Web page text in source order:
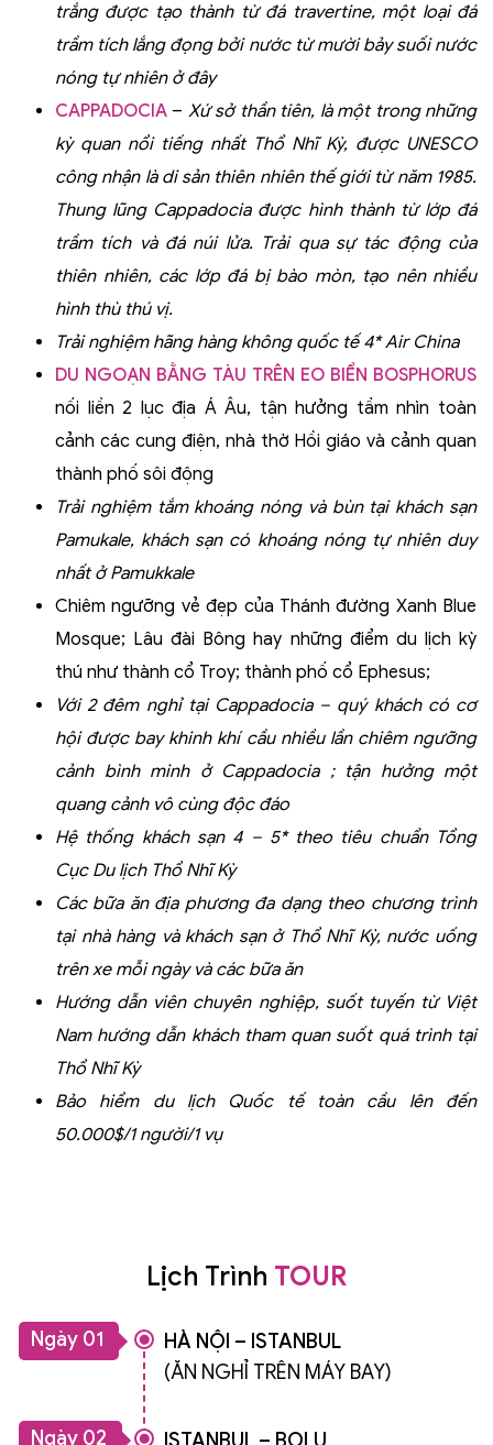
trắng được tạo thành từ đá travertine, một loại đá
trầm tích lắng đọng bởi nước từ mười bảy suối nước
nóng tự nhiên ở đây
CAPPADOCIA – Xứ sở thần tiên, là một trong những
kỳ quan nổi tiếng nhất Thổ Nhĩ Kỳ, được UNESCO
công nhận là di sản thiên nhiên thế giới từ năm 1985.
Thung lũng Cappadocia được hình thành từ lớp đá
trầm tích và đá núi lửa. Trải qua sự tác động của
thiên nhiên, các lớp đá bị bào mòn, tạo nên nhiều
hình thù thú vị.
Trải nghiệm hãng hàng không quốc tế 4* Air China
DU NGOẠN BẰNG TÀU TRÊN EO BIỂN BOSPHORUS
nối liền 2 lục địa Á Âu, tận hưởng tầm nhìn toàn
cảnh các cung điện, nhà thờ Hồi giáo và cảnh quan
thành phố sôi động
Trải nghiệm tắm khoáng nóng và bùn tại khách sạn
Pamukale, khách sạn có khoáng nóng tự nhiên duy
nhất ở Pamukkale
Chiêm ngưỡng vẻ đẹp của Thánh đường Xanh Blue
Mosque; Lâu đài Bông hay những điểm du lịch kỳ
thú như thành cổ Troy; thành phố cổ Ephesus;
Với 2 đêm nghỉ tại Cappadocia – quý khách có cơ
hội được bay khinh khí cầu nhiều lần chiêm ngưỡng
cảnh bình minh ở Cappadocia ; tận hưởng một
quang cảnh vô cùng độc đáo
Hệ thống khách sạn 4 – 5* theo tiêu chuẩn Tổng
Cục Du lịch Thổ Nhĩ Kỳ
Các bữa ăn địa phương đa dạng theo chương trình
tại nhà hàng và khách sạn ở Thổ Nhĩ Kỳ, nước uống
trên xe mỗi ngày và các bữa ăn
Hướng dẫn viên chuyên nghiệp, suốt tuyến từ Việt
Nam hướng dẫn khách tham quan suốt quá trình tại
Thổ Nhĩ Kỳ
Bảo hiểm du lịch Quốc tế toàn cầu lên đến
50.000$/1 người/1 vụ
Lịch Trình TOUR
Ngày 01
HÀ NỘI – ISTANBUL
(ĂN NGHỈ TRÊN MÁY BAY)
Ngày 02